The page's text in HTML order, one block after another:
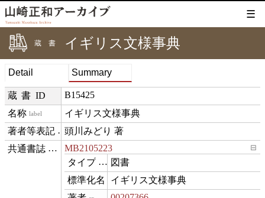
☰
蔵書 イギリス文様事典
Detail Summary
蔵書ID B15425
label イギリス文様事典
creditText
頭川みどり 著
exemplarOfMB2105223 ⊟
type 図書
name
イギリス文様事典